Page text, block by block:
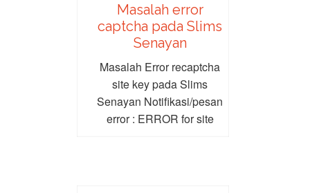
Masalah error
captcha pada Slims
Senayan
Masalah Error recaptcha
site key pada Slims
Senayan Notifikasi/pesan
error : ERROR for site